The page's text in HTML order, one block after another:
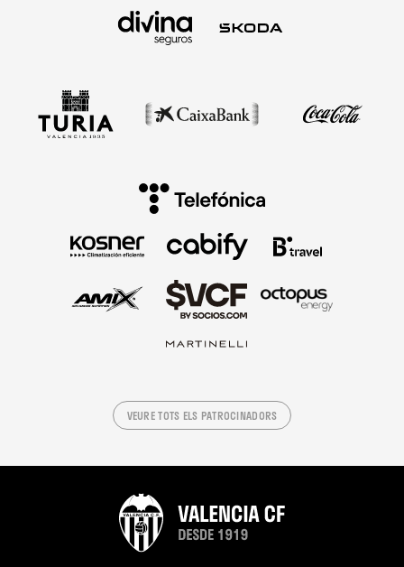
VEURE TOTS ELS PATROCINADORS